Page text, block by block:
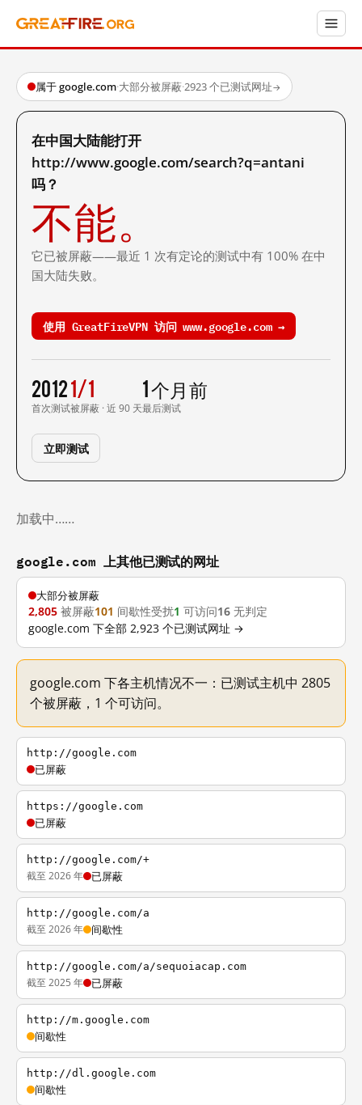
属于 google.com·大部分被屏蔽·2923 个已测试网址→
在中国大陆能打开
http://www.google.com/search?q=antani
吗？
不能。
它已被屏蔽——最近 1 次有定论的测试中有 100% 在中
国大陆失败。
使用 GreatFireVPN 访问 www.google.com →
2012
首次测试
1/1
被屏蔽 · 近 90 天
1 个月前
最后测试
立即测试
加载中……
google.com 上其他已测试的网址
大部分被屏蔽
2,805 被屏蔽101 间歇性受扰1 可访问16 无判定
google.com 下全部 2,923 个已测试网址 →
google.com 下各主机情况不一：已测试主机中 2805
个被屏蔽，1 个可访问。
http://google.com
已屏蔽
https://google.com
已屏蔽
http://google.com/+
截至 2026 年 已屏蔽
http://google.com/a
截至 2026 年 间歇性
http://google.com/a/sequoiacap.com
截至 2025 年 已屏蔽
http://m.google.com
间歇性
http://dl.google.com
间歇性